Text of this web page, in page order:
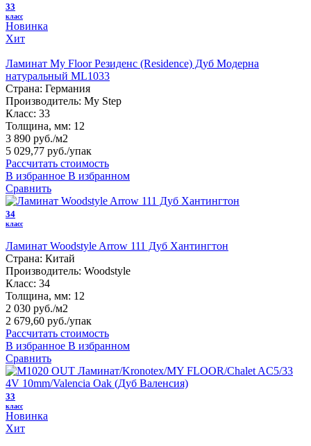
33
класс
Новинка
Хит
Ламинат My Floor Резиденс (Residence) Дуб Модерна
натуральный ML1033
Страна: Германия
Производитель: My Step
Класс: 33
Толщина, мм: 12
3 890 руб./м2
5 029,77 руб./упак
Рассчитать стоимость
В избранное В избранном
Сравнить
34
класс
Ламинат Woodstyle Arrow 111 Дуб Хантингтон
Страна: Китай
Производитель: Woodstyle
Класс: 34
Толщина, мм: 12
2 030 руб./м2
2 679,60 руб./упак
Рассчитать стоимость
В избранное В избранном
Сравнить
33
класс
Новинка
Хит